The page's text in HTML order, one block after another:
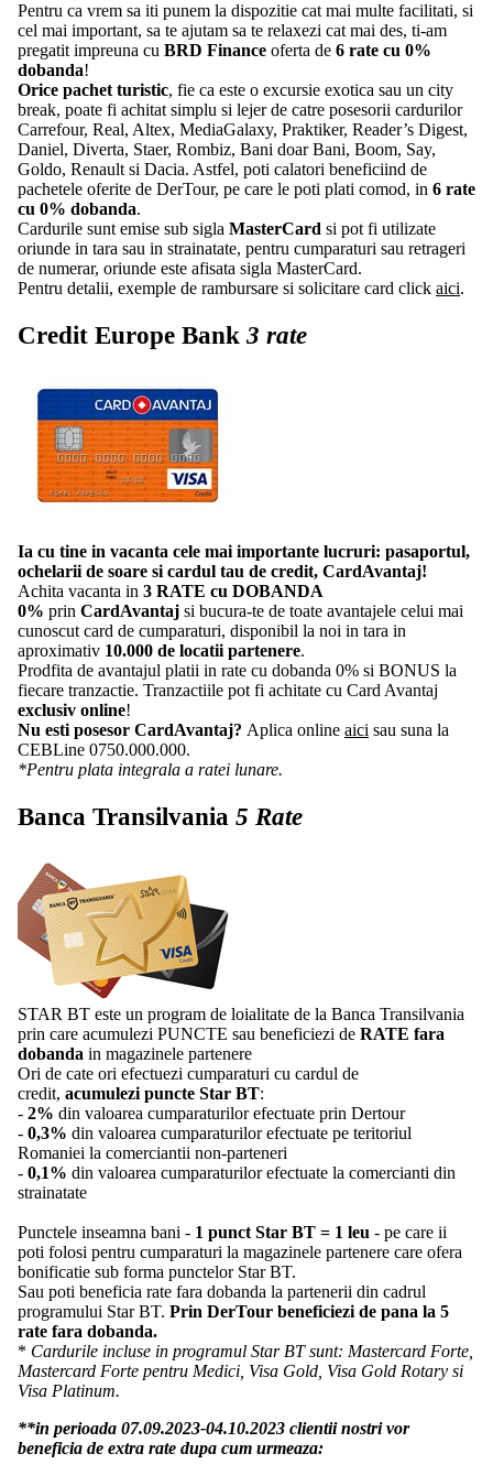
Pentru ca vrem sa iti punem la dispozitie cat mai multe facilitati, si
cel mai important, sa te ajutam sa te relaxezi cat mai des, ti-am
pregatit impreuna cu BRD Finance oferta de 6 rate cu 0%
dobanda!
Orice pachet turistic, fie ca este o excursie exotica sau un city
break, poate fi achitat simplu si lejer de catre posesorii cardurilor
Carrefour, Real, Altex, MediaGalaxy, Praktiker, Reader’s Digest,
Daniel, Diverta, Staer, Rombiz, Bani doar Bani, Boom, Say,
Goldo, Renault si Dacia. Astfel, poti calatori beneficiind de
pachetele oferite de DerTour, pe care le poti plati comod, in 6 rate
cu 0% dobanda.
Cardurile sunt emise sub sigla MasterCard si pot fi utilizate
oriunde in tara sau in strainatate, pentru cumparaturi sau retrageri
de numerar, oriunde este afisata sigla MasterCard.
Pentru detalii, exemple de rambursare si solicitare card click aici.
Credit Europe Bank 3 rate
Ia cu tine in vacanta cele mai importante lucruri: pasaportul,
ochelarii de soare si cardul tau de credit, CardAvantaj!
Achita vacanta in 3 RATE cu DOBANDA
0% prin CardAvantaj si bucura-te de toate avantajele celui mai
cunoscut card de cumparaturi, disponibil la noi in tara in
aproximativ 10.000 de locatii partenere.
Prodfita de avantajul platii in rate cu dobanda 0% si BONUS la
fiecare tranzactie. Tranzactiile pot fi achitate cu Card Avantaj
exclusiv online!
Nu esti posesor CardAvantaj? Aplica online aici sau suna la
CEBLine 0750.000.000.
*Pentru plata integrala a ratei lunare.
Banca Transilvania 5 Rate
STAR BT este un program de loialitate de la Banca Transilvania
prin care acumulezi PUNCTE sau beneficiezi de RATE fara
dobanda in magazinele partenere
Ori de cate ori efectuezi cumparaturi cu cardul de
credit, acumulezi puncte Star BT:
- 2% din valoarea cumparaturilor efectuate prin Dertour
- 0,3% din valoarea cumparaturilor efectuate pe teritoriul
Romaniei la comerciantii non-parteneri
- 0,1% din valoarea cumparaturilor efectuate la comercianti din
strainatate
Punctele inseamna bani - 1 punct Star BT = 1 leu - pe care ii
poti folosi pentru cumparaturi la magazinele partenere care ofera
bonificatie sub forma punctelor Star BT.
Sau poti beneficia rate fara dobanda la partenerii din cadrul
programului Star BT. Prin DerTour beneficiezi de pana la 5
rate fara dobanda.
* Cardurile incluse in programul Star BT sunt: Mastercard Forte,
Mastercard Forte pentru Medici, Visa Gold, Visa Gold Rotary si
Visa Platinum.
**in perioada 07.09.2023-04.10.2023 clientii nostri vor
beneficia de extra rate dupa cum urmeaza: